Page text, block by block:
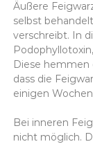
Äußere
selbst
verschreibt. In
Diese hemmen
dass die
einigen
Bei inneren
nicht möglich.